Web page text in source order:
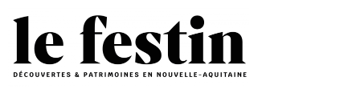
principal